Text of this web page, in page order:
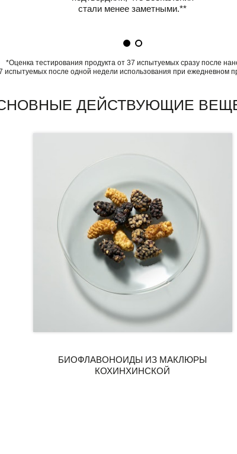
стали менее заметными.**
*Оценка тестирования продукта от 37 испытуемых сразу после
испытуемых после одной недели использования при ежедневном
ДЕЙСТВУЮЩИЕ